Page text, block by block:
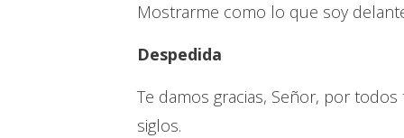
Mostrarme como lo que soy
Despedida
Te damos gracias, Señor, por
siglos.